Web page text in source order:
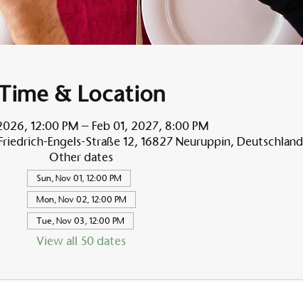
& Location
12:00 PM – Feb 01, 2027, 8:00 PM
Engels-Straße 12, 16827 Neuruppin, Deutschland
Other dates
Sun, Nov 01, 12:00 PM
Mon, Nov 02, 12:00 PM
Tue, Nov 03, 12:00 PM
View all 50 dates